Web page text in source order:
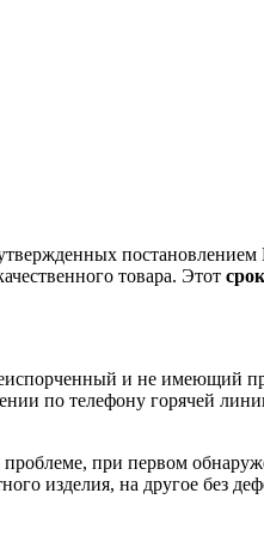
товара. Этот
и не имеющий
по телефону горячей
при первом
изделия, на другое без